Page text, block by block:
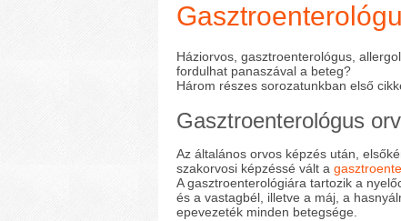
Háziorvos, gasztroenterológus,
fordulhat panaszával a beteg?
Három részes sorozatunkban első
Gasztroenterológus
Az általános orvos képzés után,
szakorvosi képzéssé vált a
A gasztroenterológiára tartozik a
és a vastagbél, illetve a máj, a
epevezeték minden betegsége.